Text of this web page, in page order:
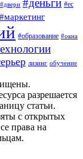
#двери #деньги #ес
#маркетинг
#образование #окна
лизинг обучение
разрешается
статьи.
с открытых
права на